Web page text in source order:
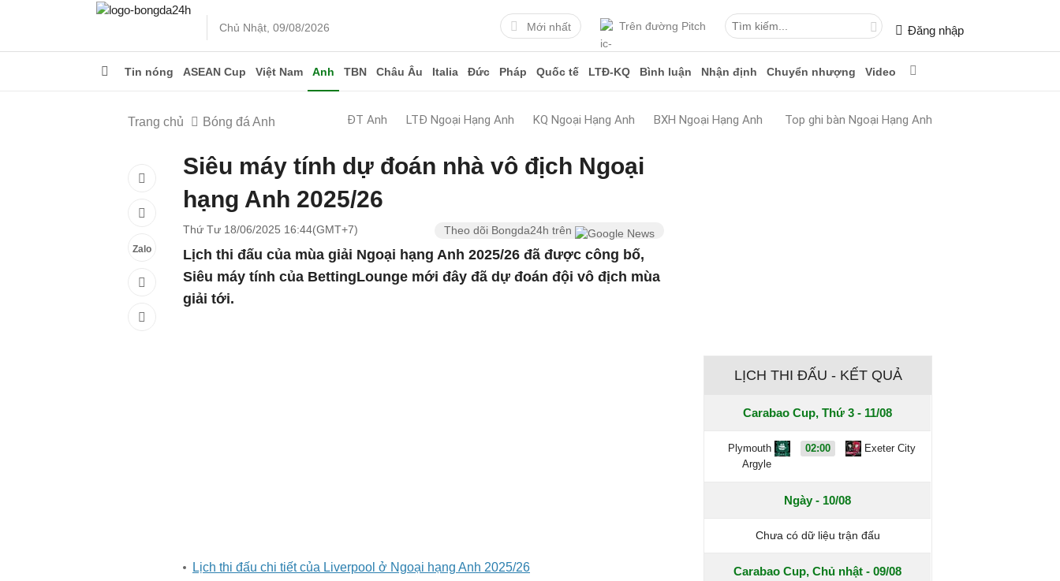
Chủ Nhật, 09/08/2026 Mới nhất Trên đường Pitch Đăng nhập
Tin nóng ASEAN Cup Việt Nam Anh TBN Châu Âu Italia Đức Pháp Quốc tế LTĐ-KQ Bình luận Nhận định Chuyển nhượng Video
Trang chủ Bóng đá Anh ĐT Anh LTĐ Ngoại Hạng Anh KQ Ngoại Hạng Anh BXH Ngoại Hạng Anh Top ghi bàn Ngoại Hạng Anh
Zalo
Siêu máy tính dự đoán nhà vô địch Ngoại
hạng Anh 2025/26
Thứ Tư 18/06/2025 16:44(GMT+7) Theo dõi Bongda24h trên
Lịch thi đấu của mùa giải Ngoại hạng Anh 2025/26 đã được công bố,
Siêu máy tính của BettingLounge mới đây đã dự đoán đội vô địch mùa
giải tới.
Lịch thi đấu chi tiết của Liverpool ở Ngoại hạng Anh 2025/26
LỊCH THI ĐẤU - KẾT QUẢ
Carabao Cup, Thứ 3 - 11/08
Plymouth
Argyle
02:00 Exeter City
Ngày - 10/08
Chưa có dữ liệu trận đấu
Carabao Cup, Chủ nhật - 09/08